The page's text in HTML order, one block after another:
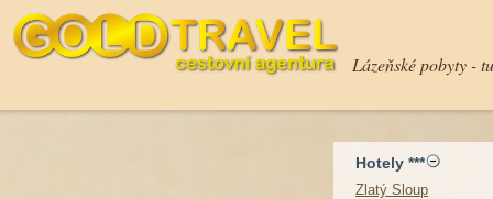
Lázeňské pobyty -
Hotely ***
Zlatý Sloup